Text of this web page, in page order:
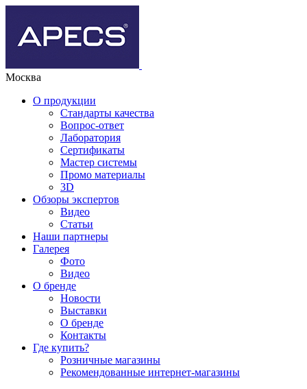
Москва
О продукции
Стандарты качества
Вопрос-ответ
Лаборатория
Сертификаты
Мастер системы
Промо материалы
3D
Обзоры экспертов
Видео
Статьи
Наши партнеры
Галерея
Фото
Видео
О бренде
Новости
Выставки
О бренде
Контакты
Где купить?
Розничные магазины
Рекомендованные интернет-магазины